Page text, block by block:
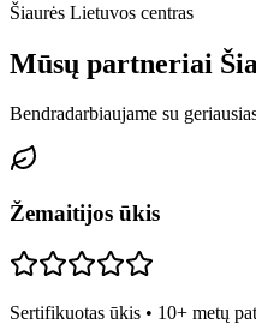
Šiaurės Lietuvos centras
Mūsų partneriai
Bendradarbiaujame su
Žemaitijos ūkis
Sertifikuotas ūkis • 10+ metų